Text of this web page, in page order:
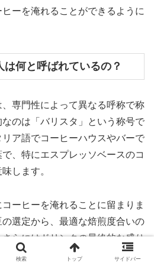
ーを淹れることができるように
は何と呼ばれているの？
専門性によって異なる呼称で称
のは「バリスタ」という称号で
ア語でコーヒーハウスやバーで
、特にエスプレッソベースのコ
します。
ーヒーを淹れることに留まりま
選定から、最適な焙煎度合いの
らにはドリンクの最終的な盛り
ーの全プロセスに精通していま
検索 トップ サイドバー